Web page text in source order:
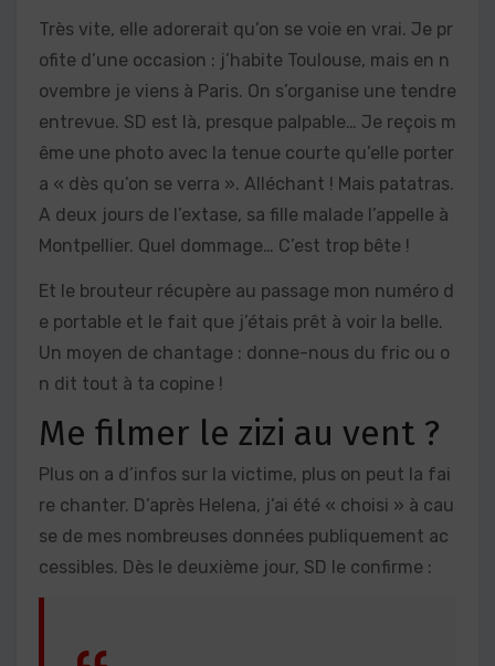
Très vite, elle adorerait qu’on se voie en vrai. Je pr
ofite d’une occasion : j’habite Toulouse, mais en n
ovembre je viens à Paris. On s’organise une tendre
entrevue. SD est là, presque palpable… Je reçois m
ême une photo avec la tenue courte qu’elle porter
a « dès qu’on se verra ». Alléchant ! Mais patatras.
A deux jours de l’extase, sa fille malade l’appelle à
Montpellier. Quel dommage… C’est trop bête !
Et le brouteur récupère au passage mon numéro d
e portable et le fait que j’étais prêt à voir la belle.
Un moyen de chantage : donne-nous du fric ou o
n dit tout à ta copine !
Me filmer le zizi au vent ?
Plus on a d’infos sur la victime, plus on peut la fai
re chanter. D’après Helena, j’ai été « choisi » à cau
se de mes nombreuses données publiquement ac
cessibles. Dès le deuxième jour, SD le confirme :